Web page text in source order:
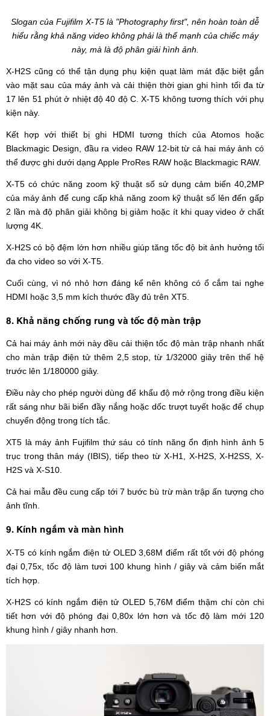
Slogan của Fujifilm X-T5 là "Photography first", nên hoàn toàn dễ
hiểu rằng khả năng video không phải là thế mạnh của chiếc máy
này, mà là độ phân giải hình ảnh.
X-H2S cũng có thể tận dụng phụ kiện quạt làm mát đặc biệt gắn
vào mặt sau của máy ảnh và cải thiện thời gian ghi hình tối đa từ
17 lên 51 phút ở nhiệt độ 40 độ C. X-T5 không tương thích với phụ
kiện này.
Kết hợp với thiết bị ghi HDMI tương thích của Atomos hoặc
Blackmagic Design, đầu ra video RAW 12-bit từ cả hai máy ảnh có
thể được ghi dưới dạng Apple ProRes RAW hoặc Blackmagic RAW.
X-T5 có chức năng zoom kỹ thuật số sử dụng cảm biến 40,2MP
của máy ảnh để cung cấp khả năng zoom kỹ thuật số lên đến gấp
2 lần mà độ phân giải không bị giảm hoặc ít khi quay video ở chất
lượng 4K.
X-H2S có bộ đệm lớn hơn nhiều giúp tăng tốc độ bit ảnh hưởng tối
đa cho video so với X-T5.
Cuối cùng, vì nó nhỏ hơn đáng kể nên không có ổ cắm tai nghe
HDMI hoặc 3,5 mm kích thước đầy đủ trên XT5.
8. Khả năng chống rung và tốc độ màn trập
Cả hai máy ảnh mới này đều cải thiện tốc độ màn trập nhanh nhất
cho màn trập điện tử thêm 2,5 stop, từ 1/32000 giây trên thế hệ
trước lên 1/180000 giây.
Điều này cho phép người dùng để khẩu độ mở rộng trong điều kiện
rất sáng như bãi biển đầy nắng hoặc dốc trượt tuyết hoặc để chụp
chuyển động trong tích tắc.
XT5 là máy ảnh Fujifilm thứ sáu có tính năng ổn định hình ảnh 5
trục trong thân máy (IBIS), tiếp theo từ X-H1, X-H2S, X-H2SS, X-
H2S và X-S10.
Cả hai mẫu đều cung cấp tới 7 bước bù trừ màn trập ấn tượng cho
ảnh tĩnh.
9. Kính ngắm và màn hình
X-T5 có kính ngắm điện tử OLED 3,68M điểm rất tốt với độ phóng
đại 0,75x, tốc độ làm tươi 100 khung hình / giây và cảm biến mắt
tích hợp.
X-H2S có kính ngắm điện tử OLED 5,76M điểm thậm chí còn chi
tiết hơn với độ phóng đại 0,80x lớn hơn và tốc độ làm mới 120
khung hình / giây nhanh hơn.